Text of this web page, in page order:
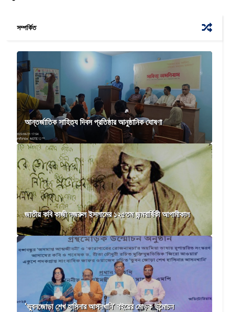
সম্পর্কিত
আন্তর্জাতিক সাহিত্য দিবস প্রতিষ্ঠার আনুষ্ঠানিক ঘোষণা
জাতীয় কবি কাজী নজরুল ইসলামের ১২৫তম জন্মবার্ষিকী আগামীকাল
‘ভুবনজোড়া শেখ হাসিনার আসনখানি’ বইয়ের মোড়ক উন্মোচন